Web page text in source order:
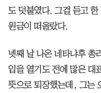
도 덧붙였다. 그걸 듣고 한
원금이 떠올랐다.
넷째 날 나온 네타냐후 총
입을 열기도 전에 많은 대
뜻으로 퇴장했는데, 그는